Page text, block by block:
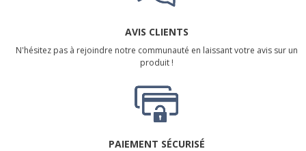
AVIS CLIENTS
N'hésitez pas à rejoindre notre communauté en laissant votre avis sur un
produit !
PAIEMENT SÉCURISÉ